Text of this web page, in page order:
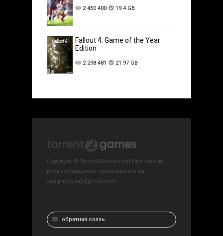
2 450 400 19.4 GB
Fallout 4: Game of the Year
Edition
2 298 481 21.97 GB
Copyright © Torrent2Games.net Претензии
правообладателя принимаются на
anti.piracy.ru[at]gmail.com
обратная связь